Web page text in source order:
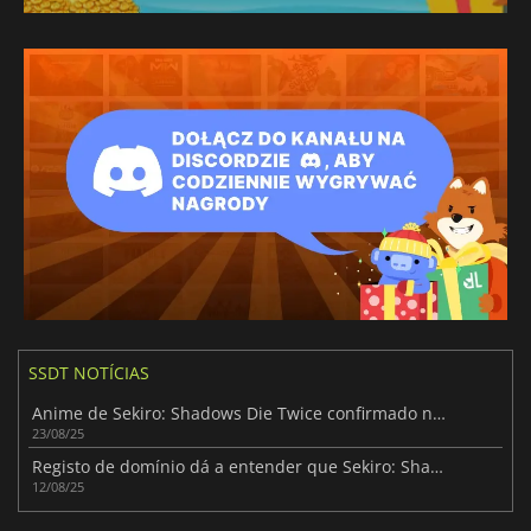
SSDT NOTÍCIAS
Anime de Sekiro: Shadows Die Twice confirmado na Gamescom
23/08/25
Registo de domínio dá a entender que Sekiro: Shadows Die Twice será adaptado para anime
12/08/25